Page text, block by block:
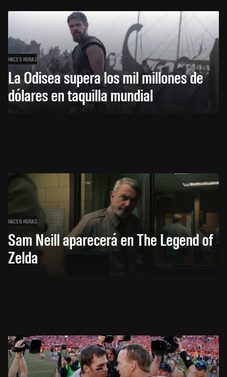
HACE 5 HORAS
La Odisea supera los mil millones de
dólares en taquilla mundial
HACE 6 HORAS
Sam Neill aparecerá en The Legend of
Zelda